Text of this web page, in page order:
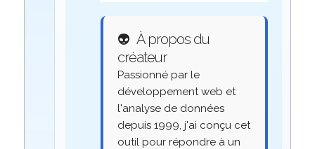
👽 À propos du
créateur
Passionné par le
développement web et
l'analyse de données
depuis 1999, j'ai conçu cet
outil pour répondre à un